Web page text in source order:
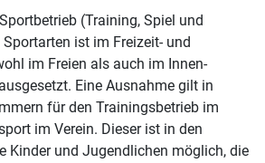
(Training, Spiel und
ist im Freizeit- und
im Freien als auch im Innen-
Eine Ausnahme gilt in
für den Trainingsbetrieb im
im Verein. Dieser ist in den
Kinder und Jugendlichen möglich, die